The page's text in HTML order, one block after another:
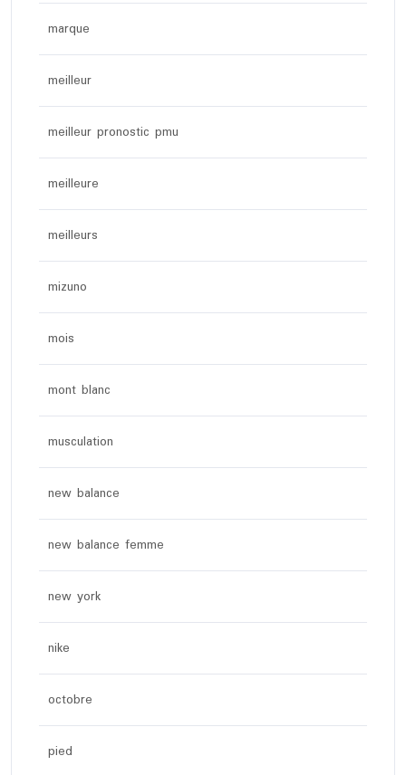
marque
meilleur
meilleur pronostic pmu
meilleure
meilleurs
mizuno
mois
mont blanc
musculation
new balance
new balance femme
new york
nike
octobre
pied